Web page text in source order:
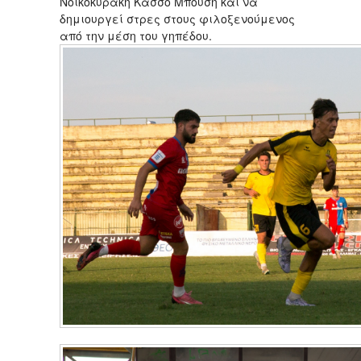
δημιουργεί στρες στους φιλοξενούμενος
από την μέση του γηπέδου.